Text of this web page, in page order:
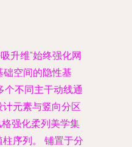
升维"始终强化网
空间的隐性基
个不同主干动线通
元素与竖向分区
强化柔列美学集
序列。 铺置于分